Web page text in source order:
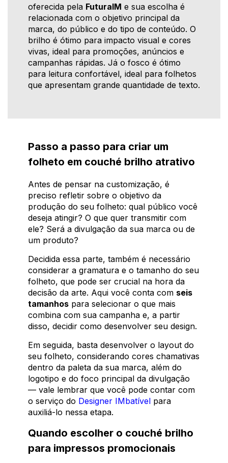
oferecida pela FuturaIM e sua escolha é
relacionada com o objetivo principal da
marca, do público e do tipo de conteúdo. O
brilho é ótimo para impacto visual e cores
vivas, ideal para promoções, anúncios e
campanhas rápidas. Já o fosco é ótimo
para leitura confortável, ideal para folhetos
que apresentam grande quantidade de texto.
Passo a passo para criar um
folheto em couché brilho atrativo
Antes de pensar na customização, é
preciso refletir sobre o objetivo da
produção do seu folheto: qual público você
deseja atingir? O que quer transmitir com
ele? Será a divulgação da sua marca ou de
um produto?
Decidida essa parte, também é necessário
considerar a gramatura e o tamanho do seu
folheto, que pode ser crucial na hora da
decisão da arte. Aqui você conta com seis
tamanhos para selecionar o que mais
combina com sua campanha e, a partir
disso, decidir como desenvolver seu design.
Em seguida, basta desenvolver o layout do
seu folheto, considerando cores chamativas
dentro da paleta da sua marca, além do
logotipo e do foco principal da divulgação
— vale lembrar que você pode contar com
o serviço do Designer IMbatível para
auxiliá-lo nessa etapa.
Quando escolher o couché brilho
para impressos promocionais